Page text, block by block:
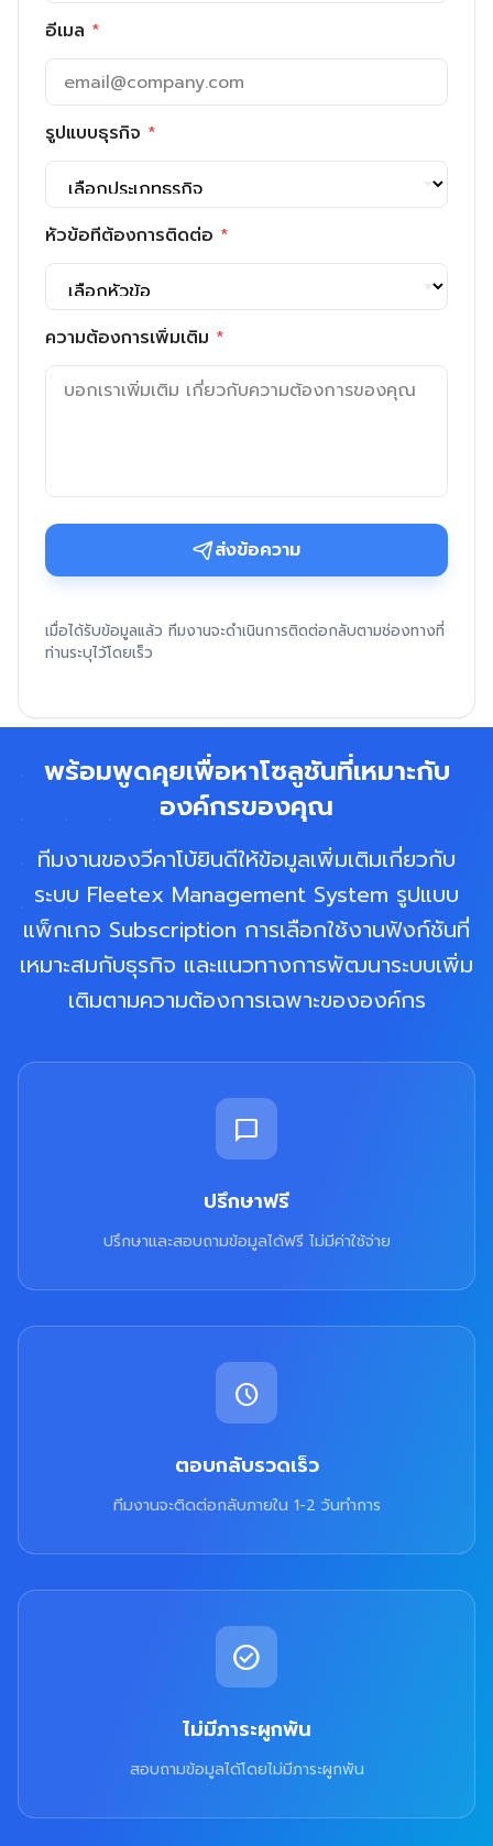
อีเมล *
รูปแบบธุรกิจ *
หัวข้อที่ต้องการติดต่อ *
ความต้องการเพิ่มเติม *
ส่งข้อความ
พร้อมพูดคุยเพื่อหาโซลูชันที่เหมาะกับ
องค์กรของคุณ
ทีมงานของวีคาโบ้ยินดีให้ข้อมูลเพิ่มเติมเกี่ยวกับ
ระบบ Fleetex Management System รูปแบบ
แพ็กเกจ Subscription การเลือกใช้งานฟังก์ชันที่
เหมาะสมกับธุรกิจ และแนวทางการพัฒนาระบบเพิ่ม
เติมตามความต้องการเฉพาะขององค์กร
chat_bubble
ปรึกษาฟรี
ปรึกษาและสอบถามข้อมูลได้ฟรี ไม่มีค่าใช้จ่าย
schedule
ตอบกลับรวดเร็ว
ทีมงานจะติดต่อกลับภายใน 1-2 วันทำการ
check_circle
ไม่มีภาระผูกพัน
สอบถามข้อมูลได้โดยไม่มีภาระผูกพัน